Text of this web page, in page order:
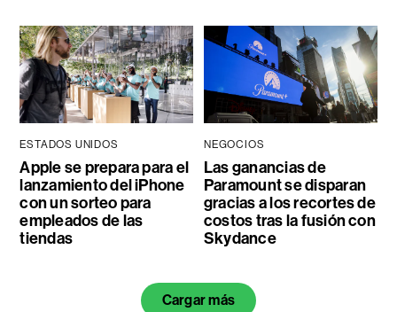
ESTADOS UNIDOS
Apple se prepara para el
lanzamiento del iPhone
con un sorteo para
empleados de las
tiendas
NEGOCIOS
Las ganancias de
Paramount se disparan
gracias a los recortes de
costos tras la fusión con
Skydance
Cargar más